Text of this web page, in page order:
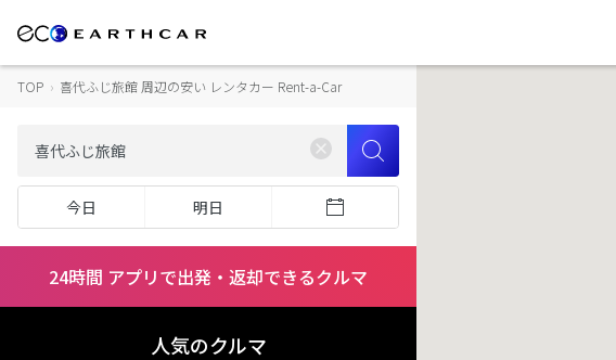
TOP › 喜代ふじ旅館 周辺の安い レンタカー Rent-a-Car
今日 明日
24時間 アプリで出発・返却できるクルマ
人気のクルマ